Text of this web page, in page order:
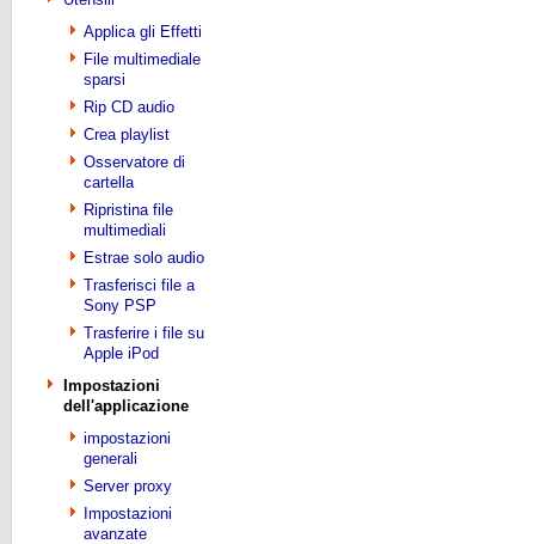
Applica gli Effetti
File multimediale
sparsi
Rip CD audio
Crea playlist
Osservatore di
cartella
Ripristina file
multimediali
Estrae solo audio
Trasferisci file a
Sony PSP
Trasferire i file su
Apple iPod
Impostazioni
dell'applicazione
impostazioni
generali
Server proxy
Impostazioni
avanzate